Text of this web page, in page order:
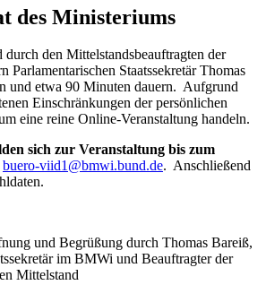
des Ministeriums
den Mittelstandsbeauftragten der
Parlamentarischen Staatssekretär Thomas
und etwa 90 Minuten dauern. Aufgrund
Einschränkungen der persönlichen
eine reine Online-Veranstaltung handeln.
sich zur Veranstaltung bis zum
buero-viid1@bmwi.bund.de. Anschließend
Begrüßung durch Thomas Bareiß,
im BMWi und Beauftragter der
Mittelstand